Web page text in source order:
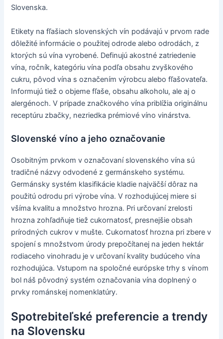
Slovenska.
Etikety na fľašiach slovenských vín podávajú v prvom rade
dôležité informácie o použitej odrode alebo odrodách, z
ktorých sú vína vyrobené. Definujú akostné zatriedenie
vína, ročník, kategóriu vína podľa obsahu zvyškového
cukru, pôvod vína s označením výrobcu alebo fľašovateľa.
Informujú tiež o objeme fľaše, obsahu alkoholu, ale aj o
alergénoch. V prípade značkového vína priblížia originálnu
receptúru zbačky, nezriedka prémiové víno vinárstva.
Slovenské víno a jeho označovanie
Osobitným prvkom v označovaní slovenského vína sú
tradičné názvy odvodené z germánskeho systému.
Germánsky systém klasifikácie kladie najväčší dôraz na
použitú odrodu pri výrobe vína. V rozhodujúcej miere si
všíma kvalitu a množstvo hrozna. Pri určovaní zrelosti
hrozna zohľadňuje tiež cukornatosť, presnejšie obsah
prírodných cukrov v mušte. Cukornatosť hrozna pri zbere v
spojení s množstvom úrody prepočítanej na jeden hektár
rodiaceho vinohradu je v určovaní kvality budúceho vína
rozhodujúca. Vstupom na spoločné európske trhy s vínom
bol náš pôvodný systém označovania vína doplnený o
prvky románskej nomenklatúry.
Spotrebiteľské preferencie a trendy
na Slovensku